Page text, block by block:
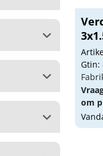
Gtin:
om